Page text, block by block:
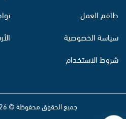
طاقم العمل
سياسة الخصوصية
شروط الاستخدام
جميع الحقوق محفوظة © 2026 | موقع الشمس